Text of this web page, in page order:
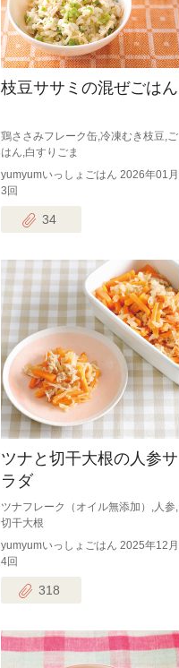
枝豆ササミの混ぜごはん
鶏ささみフレーク缶,冷凍むき枝豆,ご
はん,白すりごま
yumyumいっしょごはん 2026年01月
3回
34
ツナと切干大根の人参サ
ラダ
ツナフレーク（オイル無添加）,人参,
切干大根
yumyumいっしょごはん 2025年12月
4回
318